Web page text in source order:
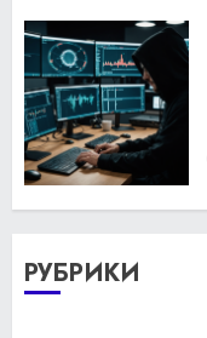
РУБРИКИ